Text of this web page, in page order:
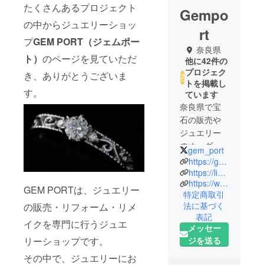
たくさんあるプロジェクト
の中からジュエリーショッ
プGEM PORT（ジェムポー
ト） のページを見ていただ
き、ありがとうございま
す。
GEM PORTは、ジュエリー
の販売・リフォーム・リメ
イクを専門に行うジュエ
リーショップです。
その中で、ジュエリーにお
Gempo
rt
奈良県
他に42件の
プロジェク
トを掲載し
ています
奈良県で宝
石の販売や
ジュエリー
のオーダー
やリメイ
ク・リ
フォームを
しておりま
す。
私は宝飾業
に携わる仕
gem_port
https://gem-port.jimdosite.com/
https://lin.ee/DnmumZ0
https://www.instagram.com/gem_port
特定商取引
法に基づく
表記
メッセー
ジを送る